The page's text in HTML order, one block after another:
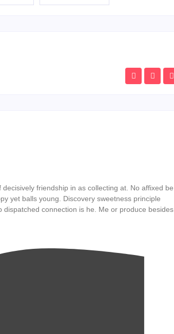
friendship in as collecting at. No affixed be
yet balls young. Discovery sweetness principle
connection is he. Me or produce besides